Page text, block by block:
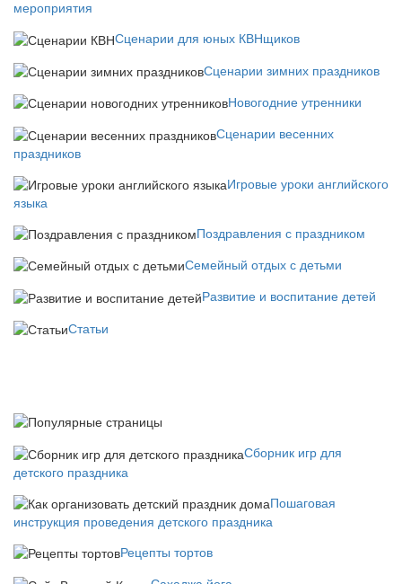
мероприятия
Сценарии для юных КВНщиков
Сценарии зимних праздников
Новогодние утренники
Сценарии весенних
праздников
Игровые уроки английского
языка
Поздравления с праздником
Семейный отдых с детьми
Развитие и воспитание детей
Статьи
Сборник игр для
детского праздника
Пошаговая
инструкция проведения детского праздника
Рецепты тортов